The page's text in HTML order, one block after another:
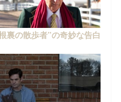
裏の散歩者”の奇妙な告白